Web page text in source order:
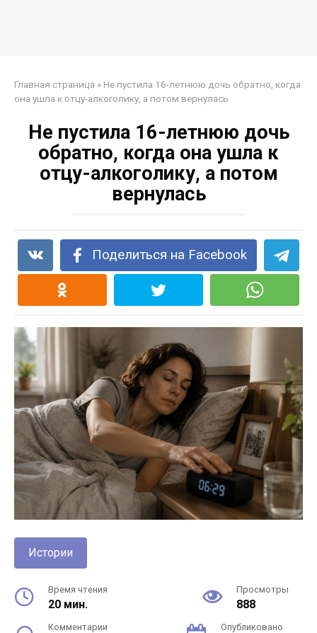
Главная страница » Не пустила 16-летнюю дочь обратно, когда
она ушла к отцу-алкоголику, а потом вернулась
Не пустила 16-летнюю дочь
обратно, когда она ушла к
отцу-алкоголику, а потом
вернулась
Поделиться на Facebook
Истории
Время чтения
20 мин.
Просмотры
888
Комментарии Опубликовано